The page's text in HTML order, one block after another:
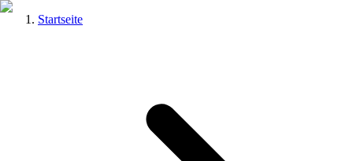
Startseite